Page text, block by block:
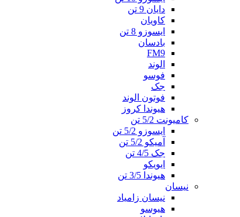
دایان 9 تن
کاویان
ایسوزو 8 تن
بادسان
FM9
الوند
فوسو
جک
فوتون الوند
هیوندا کروز
کامیونت 5/2 تن
ایسوزو 5/2 تن
آمیکو 5/2 تن
جک 4/5 تن
ایویکو
هیوندا 3/5 تن
نیسان
نیسان زامیاد
هیوسو